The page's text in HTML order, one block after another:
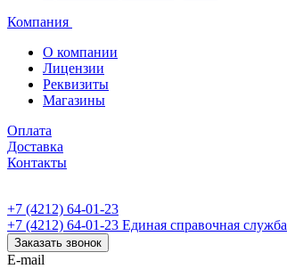
Компания
О компании
Лицензии
Реквизиты
Магазины
Оплата
Доставка
Контакты
+7 (4212) 64-01-23
+7 (4212) 64-01-23 Единая справочная служба
Заказать звонок
E-mail